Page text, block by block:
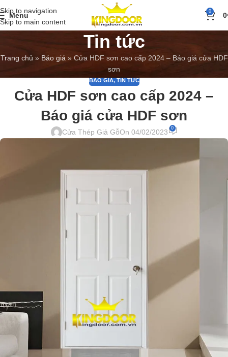
Skip to navigation
Skip to main content
Menu 0 0
Tin tức
Trang chủ » Báo giá » Cửa HDF sơn cao cấp 2024 – Báo giá cửa HDF
sơn
BÁO GIÁ, TIN TỨC
Cửa HDF sơn cao cấp 2024 –
Báo giá cửa HDF sơn
Cửa Thép Giả GỗOn 04/02/2023 0